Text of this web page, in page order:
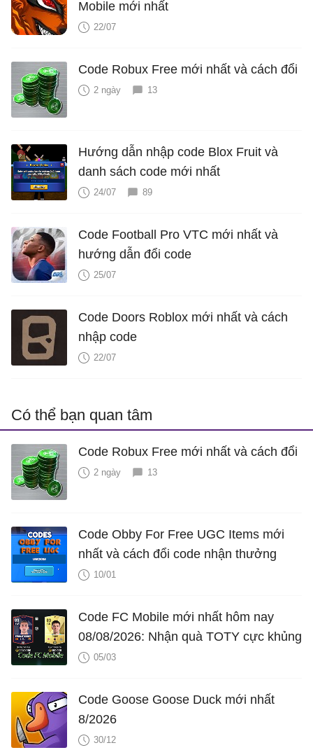
Mobile mới nhất
22/07
Code Robux Free mới nhất và cách đổi
2 ngày 13
Hướng dẫn nhập code Blox Fruit và
danh sách code mới nhất
24/07 89
Code Football Pro VTC mới nhất và
hướng dẫn đổi code
25/07
Code Doors Roblox mới nhất và cách
nhập code
22/07
Có thể bạn quan tâm
Code Robux Free mới nhất và cách đổi
2 ngày 13
Code Obby For Free UGC Items mới
nhất và cách đổi code nhận thưởng
10/01
Code FC Mobile mới nhất hôm nay
08/08/2026: Nhận quà TOTY cực khủng
05/03
Code Goose Goose Duck mới nhất
8/2026
30/12